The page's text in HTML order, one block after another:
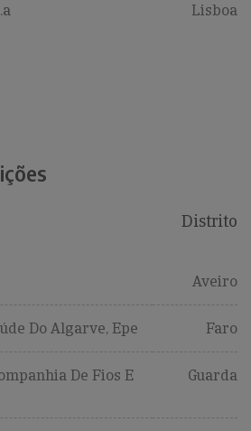
Lisboa
Distrito
Aveiro
Do Algarve, Epe Faro
De Fios E
Guarda